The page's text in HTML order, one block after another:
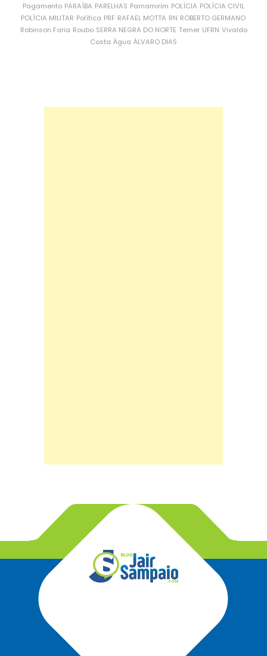
Pagamento PARAÍBA PARELHAS Parnamirim POLÍCIA POLÍCIA CIVIL
POLÍCIA MILITAR Política PRF RAFAEL MOTTA RN ROBERTO GERMANO
Robinson Faria Roubo SERRA NEGRA DO NORTE Temer UFRN Vivaldo
Costa Água ÁLVARO DIAS